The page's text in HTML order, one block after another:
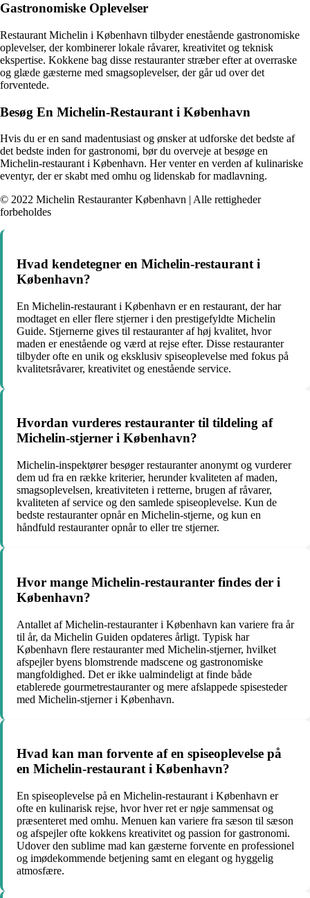
Gastronomiske Oplevelser
Restaurant Michelin i København tilbyder enestående gastronomiske
oplevelser, der kombinerer lokale råvarer, kreativitet og teknisk
ekspertise. Kokkene bag disse restauranter stræber efter at overraske
og glæde gæsterne med smagsoplevelser, der går ud over det
forventede.
Besøg En Michelin-Restaurant i København
Hvis du er en sand madentusiast og ønsker at udforske det bedste af
det bedste inden for gastronomi, bør du overveje at besøge en
Michelin-restaurant i København. Her venter en verden af kulinariske
eventyr, der er skabt med omhu og lidenskab for madlavning.
© 2022 Michelin Restauranter København | Alle rettigheder
forbeholdes
Hvad kendetegner en Michelin-restaurant i
København?
En Michelin-restaurant i København er en restaurant, der har
modtaget en eller flere stjerner i den prestigefyldte Michelin
Guide. Stjernerne gives til restauranter af høj kvalitet, hvor
maden er enestående og værd at rejse efter. Disse restauranter
tilbyder ofte en unik og eksklusiv spiseoplevelse med fokus på
kvalitetsråvarer, kreativitet og enestående service.
Hvordan vurderes restauranter til tildeling af
Michelin-stjerner i København?
Michelin-inspektører besøger restauranter anonymt og vurderer
dem ud fra en række kriterier, herunder kvaliteten af maden,
smagsoplevelsen, kreativiteten i retterne, brugen af råvarer,
kvaliteten af service og den samlede spiseoplevelse. Kun de
bedste restauranter opnår en Michelin-stjerne, og kun en
håndfuld restauranter opnår to eller tre stjerner.
Hvor mange Michelin-restauranter findes der i
København?
Antallet af Michelin-restauranter i København kan variere fra år
til år, da Michelin Guiden opdateres årligt. Typisk har
København flere restauranter med Michelin-stjerner, hvilket
afspejler byens blomstrende madscene og gastronomiske
mangfoldighed. Det er ikke ualmindeligt at finde både
etablerede gourmetrestauranter og mere afslappede spisesteder
med Michelin-stjerner i København.
Hvad kan man forvente af en spiseoplevelse på
en Michelin-restaurant i København?
En spiseoplevelse på en Michelin-restaurant i København er
ofte en kulinarisk rejse, hvor hver ret er nøje sammensat og
præsenteret med omhu. Menuen kan variere fra sæson til sæson
og afspejler ofte kokkens kreativitet og passion for gastronomi.
Udover den sublime mad kan gæsterne forvente en professionel
og imødekommende betjening samt en elegant og hyggelig
atmosfære.